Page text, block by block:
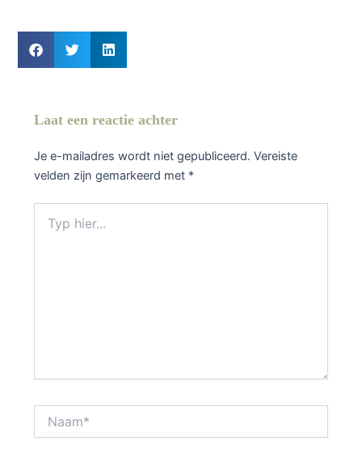
Laat een reactie achter
Je e-mailadres wordt niet gepubliceerd. Vereiste
velden zijn gemarkeerd met *
hier...